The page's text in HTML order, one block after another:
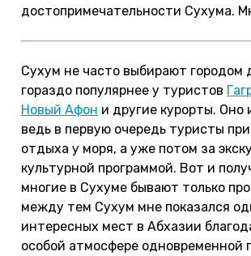
достопримечательности Сухума.
Сухум не часто выбирают городом
гораздо популярнее у туристов
Новый Афон и другие курорты. Оно
ведь в первую очередь туристы
отдыха у моря, а уже потом за
культурной программой. Вот и
многие в Сухуме бывают только
между тем Сухум мне показался
интересных мест в Абхазии
особой атмосфере одновременной